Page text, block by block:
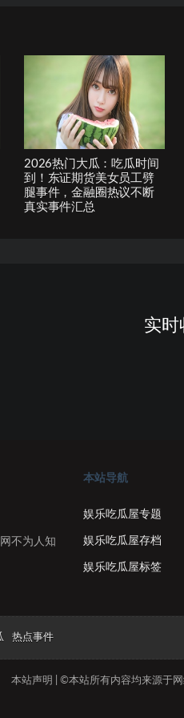
2026热门大瓜：吃瓜时间
到！东证期货美女员工劈
腿事件，金融圈热议不断
真实事件汇总
实时
不为人知
本站导航
娱乐吃瓜屋专题
娱乐吃瓜屋存档
娱乐吃瓜屋标签
热点事件
本站声明 | ©本站所有内容均来源于